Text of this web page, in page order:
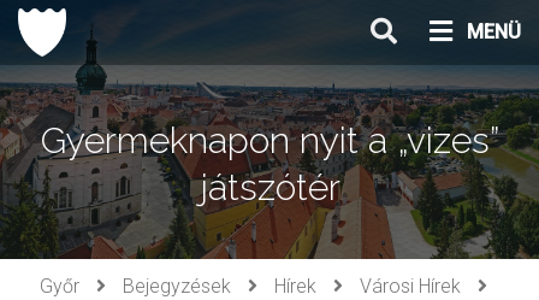
Ugrás
tartalomhoz
MENÜ
Gyermeknapon nyit a „vizes”
játszótér
Győr Bejegyzések Hírek
Városi Hírek